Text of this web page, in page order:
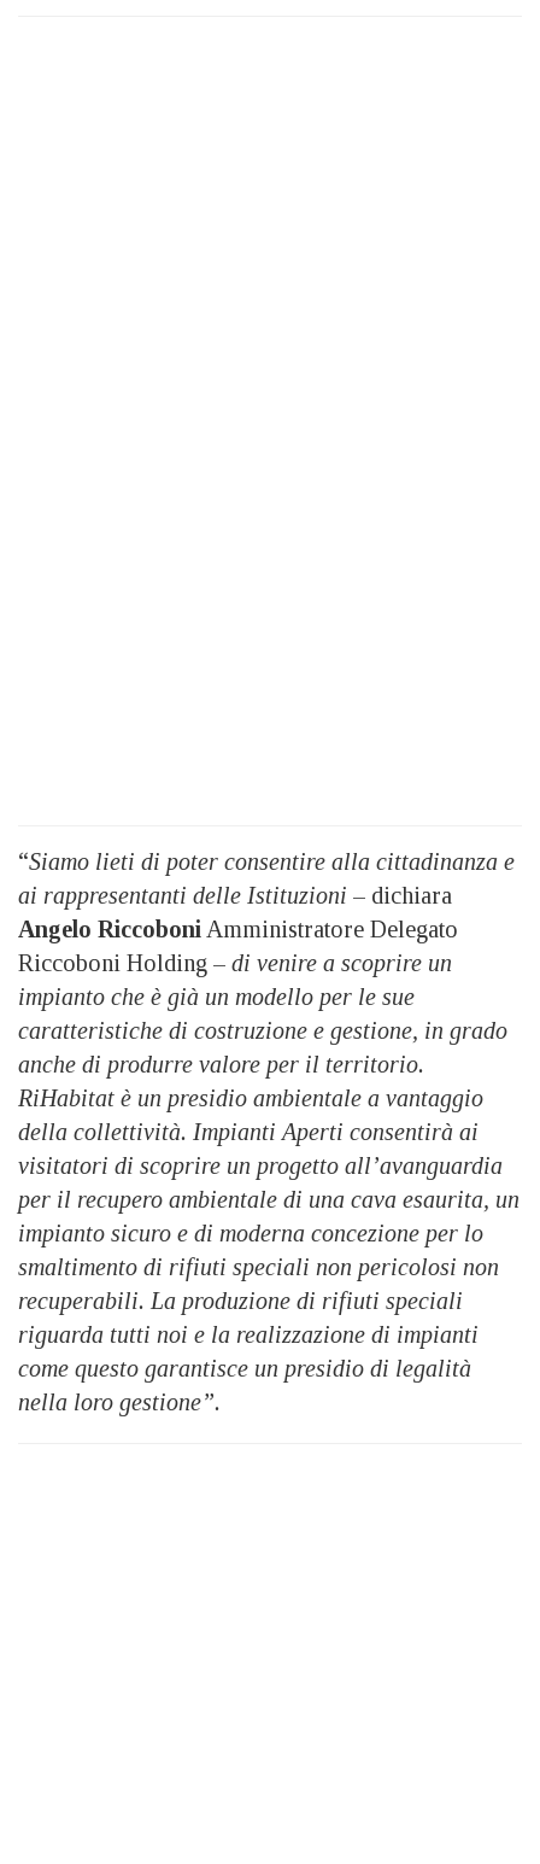
“Siamo lieti di poter consentire alla cittadinanza e
ai rappresentanti delle Istituzioni – dichiara
Angelo Riccoboni Amministratore Delegato
Riccoboni Holding – di venire a scoprire un
impianto che è già un modello per le sue
caratteristiche di costruzione e gestione, in grado
anche di produrre valore per il territorio.
RiHabitat è un presidio ambientale a vantaggio
della collettività. Impianti Aperti consentirà ai
visitatori di scoprire un progetto all’avanguardia
per il recupero ambientale di una cava esaurita, un
impianto sicuro e di moderna concezione per lo
smaltimento di rifiuti speciali non pericolosi non
recuperabili. La produzione di rifiuti speciali
riguarda tutti noi e la realizzazione di impianti
come questo garantisce un presidio di legalità
nella loro gestione”.